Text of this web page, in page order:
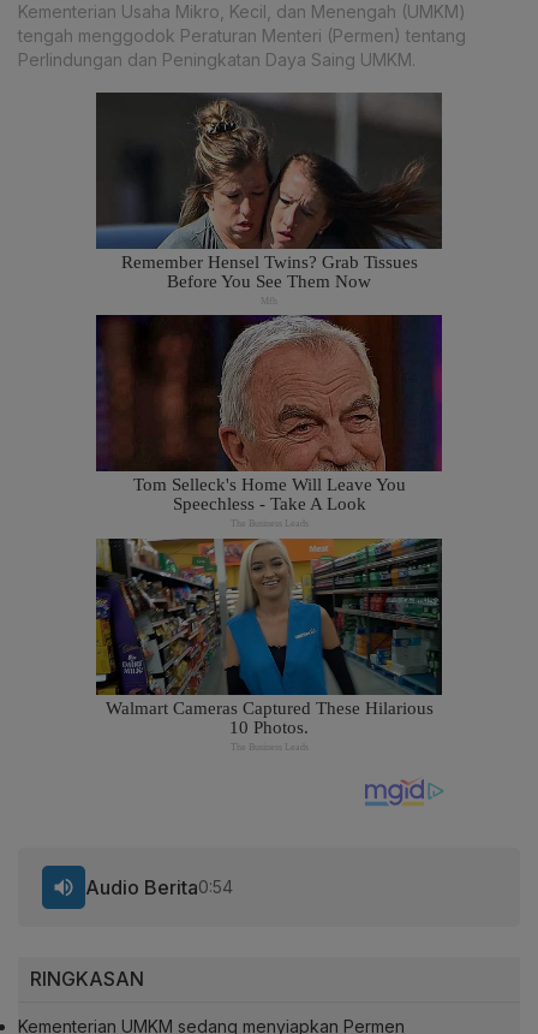
Kementerian Usaha Mikro, Kecil, dan Menengah (UMKM)
tengah menggodok Peraturan Menteri (Permen) tentang
Perlindungan dan Peningkatan Daya Saing UMKM.
RINGKASAN
Kementerian UMKM sedang menyiapkan Permen
Audio Berita0:54